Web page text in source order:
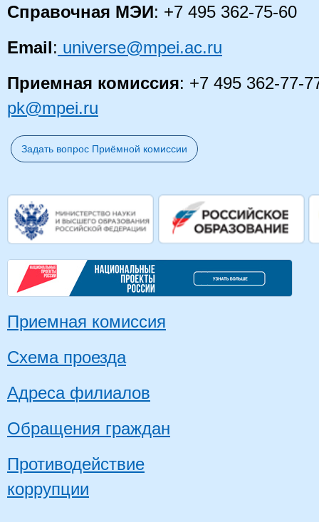
Справочная МЭИ: +7 495 362-75-60
Email: universe@mpei.ac.ru
Приемная комиссия: +7 495 362-77-
pk@mpei.ru
Задать вопрос Приёмной комиссии
Приемная комиссия
Схема проезда
Адреса филиалов
Обращения граждан
Противодействие
коррупции